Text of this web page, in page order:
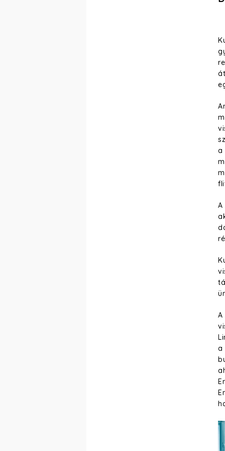
a
A
A
a